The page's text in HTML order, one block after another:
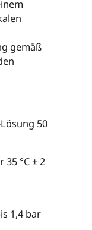
gemäß
50
°C ± 2
1,4 bar